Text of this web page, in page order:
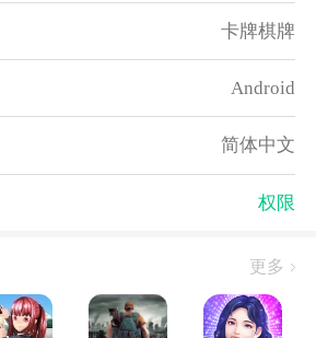
（次日邮件发放）
返利（邮件）
色id：否
、礼包、基金】是否计入返利：是
卡牌棋牌
Android
简体中文
权限
更多